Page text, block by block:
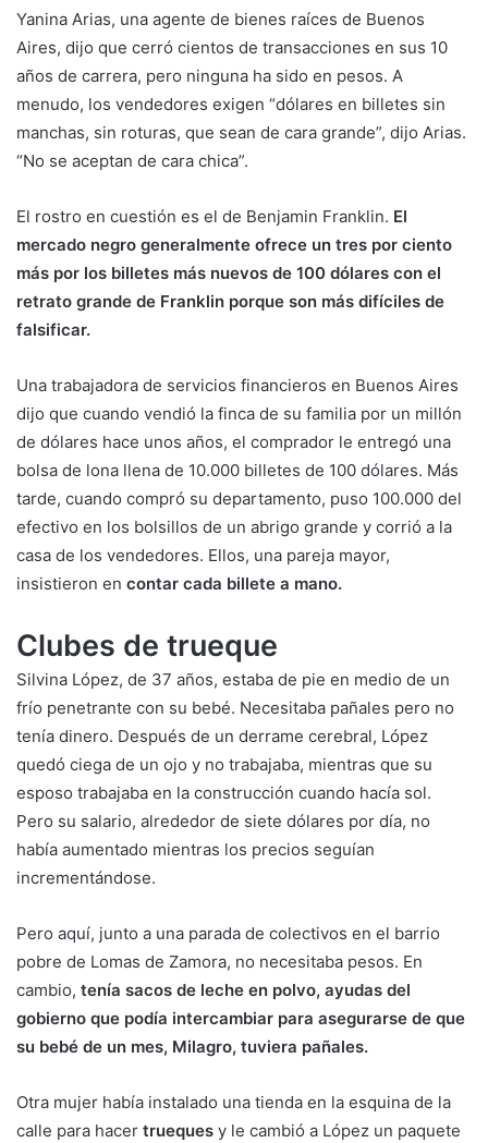
Yanina Arias, una agente de bienes raíces de Buenos
Aires, dijo que cerró cientos de transacciones en sus 10
años de carrera, pero ninguna ha sido en pesos. A
menudo, los vendedores exigen “dólares en billetes sin
manchas, sin roturas, que sean de cara grande”, dijo Arias.
“No se aceptan de cara chica”.
El rostro en cuestión es el de Benjamin Franklin. El
mercado negro generalmente ofrece un tres por ciento
más por los billetes más nuevos de 100 dólares con el
retrato grande de Franklin porque son más difíciles de
falsificar.
Una trabajadora de servicios financieros en Buenos Aires
dijo que cuando vendió la finca de su familia por un millón
de dólares hace unos años, el comprador le entregó una
bolsa de lona llena de 10.000 billetes de 100 dólares. Más
tarde, cuando compró su departamento, puso 100.000 del
efectivo en los bolsillos de un abrigo grande y corrió a la
casa de los vendedores. Ellos, una pareja mayor,
insistieron en contar cada billete a mano.
Clubes de trueque
Silvina López, de 37 años, estaba de pie en medio de un
frío penetrante con su bebé. Necesitaba pañales pero no
tenía dinero. Después de un derrame cerebral, López
quedó ciega de un ojo y no trabajaba, mientras que su
esposo trabajaba en la construcción cuando hacía sol.
Pero su salario, alrededor de siete dólares por día, no
había aumentado mientras los precios seguían
incrementándose.
Pero aquí, junto a una parada de colectivos en el barrio
pobre de Lomas de Zamora, no necesitaba pesos. En
cambio, tenía sacos de leche en polvo, ayudas del
gobierno que podía intercambiar para asegurarse de que
su bebé de un mes, Milagro, tuviera pañales.
Otra mujer había instalado una tienda en la esquina de la
calle para hacer trueques y le cambió a López un paquete